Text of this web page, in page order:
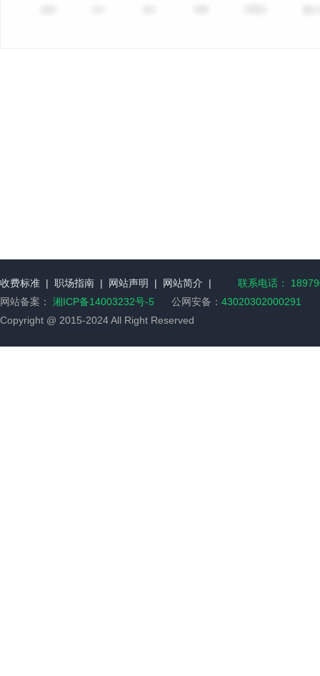
收费标准 | 职场指南 | 网站声明 | 网站简介 |
联系电话：
网站备案： 湘ICP备14003232号-5 公网安备： 43020302000291
Copyright @ 2015-2024 All Right Reserved